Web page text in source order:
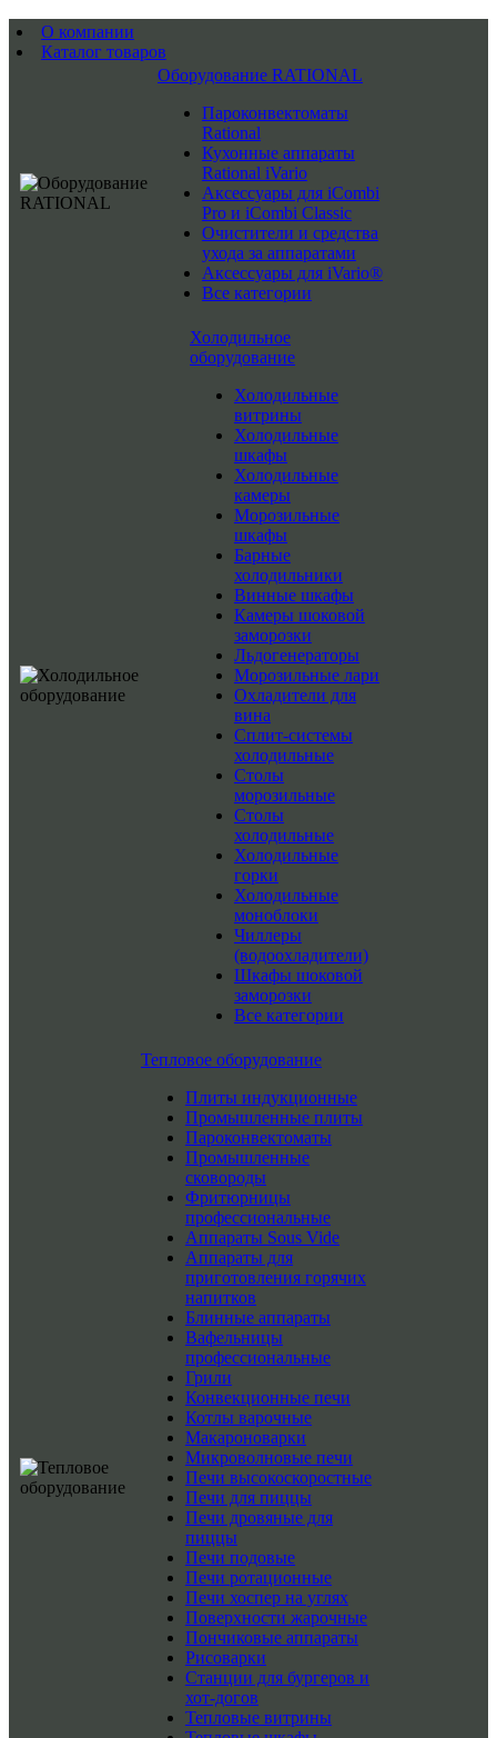
О компании
Каталог товаров
Оборудование RATIONAL
Пароконвектоматы
Rational
Кухонные аппараты
Rational iVario
Аксессуары для iCombi
Pro и iCombi Classic
Очистители и средства
ухода за аппаратами
Аксессуары для iVario®
Все категории
Холодильное
оборудование
Холодильные
витрины
Холодильные
шкафы
Холодильные
камеры
Морозильные
шкафы
Барные
холодильники
Винные шкафы
Камеры шоковой
заморозки
Льдогенераторы
Морозильные лари
Охладители для
вина
Сплит-системы
холодильные
Столы
морозильные
Столы
холодильные
Холодильные
горки
Холодильные
моноблоки
Чиллеры
(водоохладители)
Шкафы шоковой
заморозки
Все категории
Тепловое оборудование
Плиты индукционные
Промышленные плиты
Пароконвектоматы
Промышленные
сковороды
Фритюрницы
профессиональные
Аппараты Sous Vide
Аппараты для
приготовления горячих
напитков
Блинные аппараты
Вафельницы
профессиональные
Грили
Конвекционные печи
Котлы варочные
Макароноварки
Микроволновые печи
Печи высокоскоростные
Печи для пиццы
Печи дровяные для
пиццы
Печи подовые
Печи ротационные
Печи хоспер на углях
Поверхности жарочные
Пончиковые аппараты
Рисоварки
Станции для бургеров и
хот-догов
Тепловые витрины